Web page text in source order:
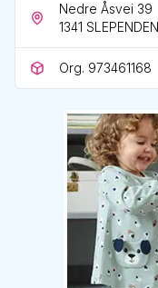
Nedre Åsvei 39
1341 SLEPENDEN
Org. 973461168